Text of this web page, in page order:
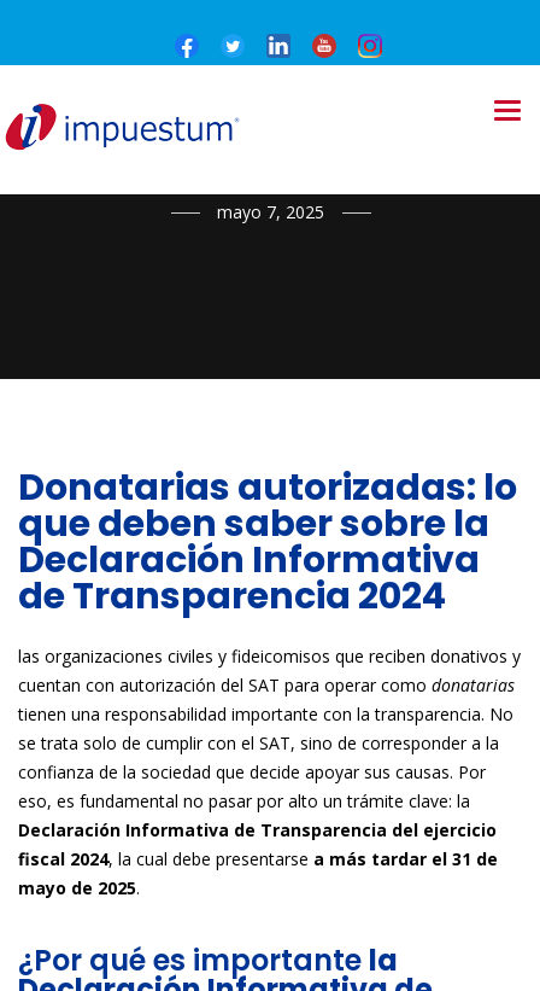
NOTICIAS
mayo 7, 2025
Donatarias autorizadas: lo
que deben saber sobre la
Declaración Informativa
de Transparencia 2024
las organizaciones civiles y fideicomisos que reciben donativos y
cuentan con autorización del SAT para operar como donatarias
tienen una responsabilidad importante con la transparencia. No
se trata solo de cumplir con el SAT, sino de corresponder a la
confianza de la sociedad que decide apoyar sus causas. Por
eso, es fundamental no pasar por alto un trámite clave: la
Declaración Informativa de Transparencia del ejercicio
fiscal 2024, la cual debe presentarse a más tardar el 31 de
mayo de 2025.
¿Por qué es importante la